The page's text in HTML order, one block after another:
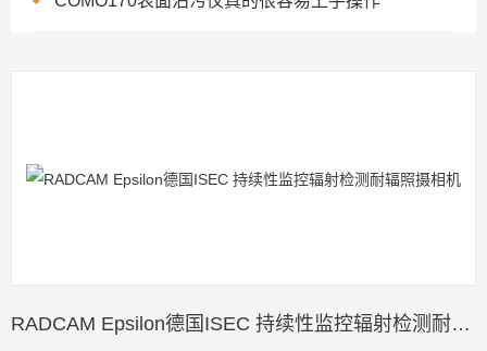
RADCAM Epsilon德国ISEC 持续性监控辐射检测耐辐照摄相机